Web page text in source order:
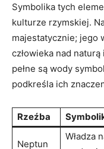
Symbolika tych
kulturze rzymskiej.
majestatycznie; jego
człowieka nad
pełne są wody
podkreśla ich
Rzeźba
Neptun
Władza